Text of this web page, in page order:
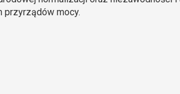
przyrządów mocy.